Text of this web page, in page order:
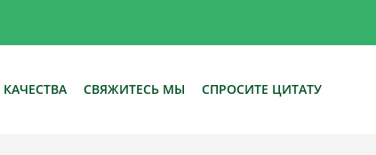
СВЯЖИТЕСЬ МЫ СПРОСИТЕ ЦИТАТУ